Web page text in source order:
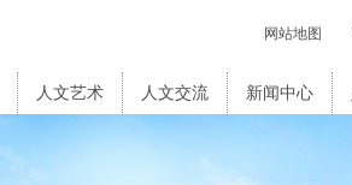
网站地图
人文艺术 人文交流 新闻中心